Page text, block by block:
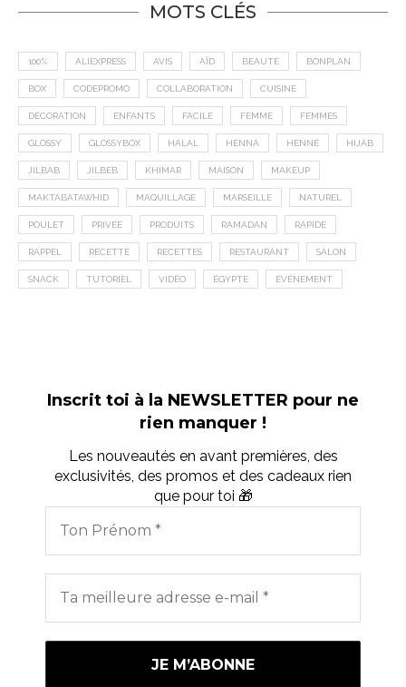
MOTS CLÉS
100% ALIEXPRESS AVIS AÏD BEAUTÉ BONPLAN
BOX CODEPROMO COLLABORATION CUISINE
DÉCORATION ENFANTS FACILE FEMME FEMMES
GLOSSY GLOSSYBOX HALAL HENNA HENNÉ HIJAB
JILBAB JILBEB KHIMAR MAISON MAKEUP
MAKTABATAWHID MAQUILLAGE MARSEILLE NATUREL
POULET PRIVÉE PRODUITS RAMADAN RAPIDE
RAPPEL RECETTE RECETTES RESTAURANT SALON
SNACK TUTORIEL VIDÉO ÉGYPTE ÉVÉNEMENT
Inscrit toi à la NEWSLETTER pour ne
rien manquer !
Les nouveautés en avant premières, des
exclusivités, des promos et des cadeaux rien
que pour toi 🎁